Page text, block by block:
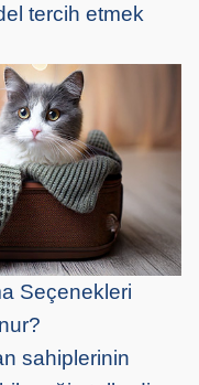
tercih etmek
Seçenekleri
sahiplerinin